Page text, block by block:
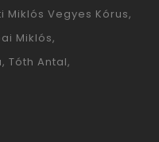
Miklós Vegyes Kórus
Miklós
Tóth Antal